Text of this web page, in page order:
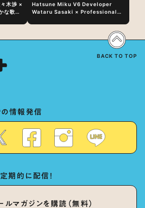
木渉 ×
な歌声
Hatsune Miku V6 Developer
Wataru Sasaki × Professional
Vocal Expression Lies in “Love
for the singing characters” and
の情報発信
期的に配信！
ルマガジンを購読（無料）
BACK TO TOP